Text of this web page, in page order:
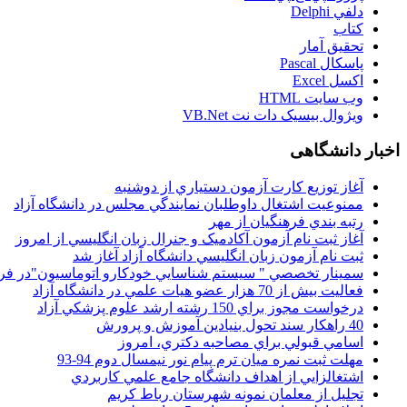
دلفي Delphi
کتاب
تحقيق آمار
پاسکال Pascal
اکسل Excel
وب سايت HTML
ويژوال بيسيک دات نت VB.Net
اخبار دانشگاهی
آغاز توزيع کارت آزمون دستياري از دوشنبه
ممنوعيت اشتغال داوطلبان نمايندگي مجلس در دانشگاه آزاد
رتبه بندي فرهنگيان از مهر
آغاز ثبت نام آزمون آکادميک و جنرال زبان انگليسي از امروز
ثبت نام آزمون زبان انگليسي دانشگاه آزاد آغاز شد
سمينار تخصصي " سيستم شناسايي خودکارو اتوماسيون"در
فعاليت بيش از 70 هزار عضو هيات علمي در دانشگاه آزاد
درخواست مجوز براي 150 رشته ارشد علوم پزشکي آزاد
40 راهکار سند تحول بنيادين آموزش و پرورش
اسامي قبولي براي مصاحبه دکتري، امروز
مهلت ثبت نمره میان ترم پیام نور نیمسال دوم 94-93
اشتغالزايي از اهداف دانشگاه جامع علمي کاربردي
تجليل از معلمان نمونه شهرستان رباط کريم